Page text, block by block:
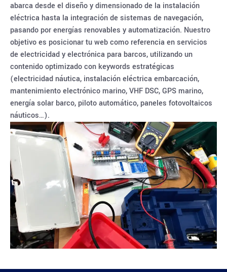
abarca desde el diseño y dimensionado de la instalación
eléctrica hasta la integración de sistemas de navegación,
pasando por energías renovables y automatización. Nuestro
objetivo es posicionar tu web como referencia en servicios
de electricidad y electrónica para barcos, utilizando un
contenido optimizado con keywords estratégicas
(electricidad náutica, instalación eléctrica embarcación,
mantenimiento electrónico marino, VHF DSC, GPS marino,
energía solar barco, piloto automático, paneles fotovoltaicos
náuticos…).